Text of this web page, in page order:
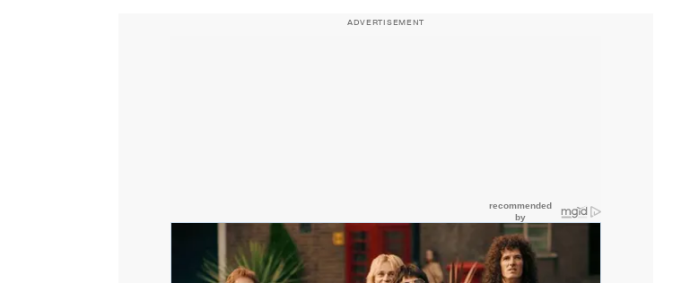
ADVERTISEMENT